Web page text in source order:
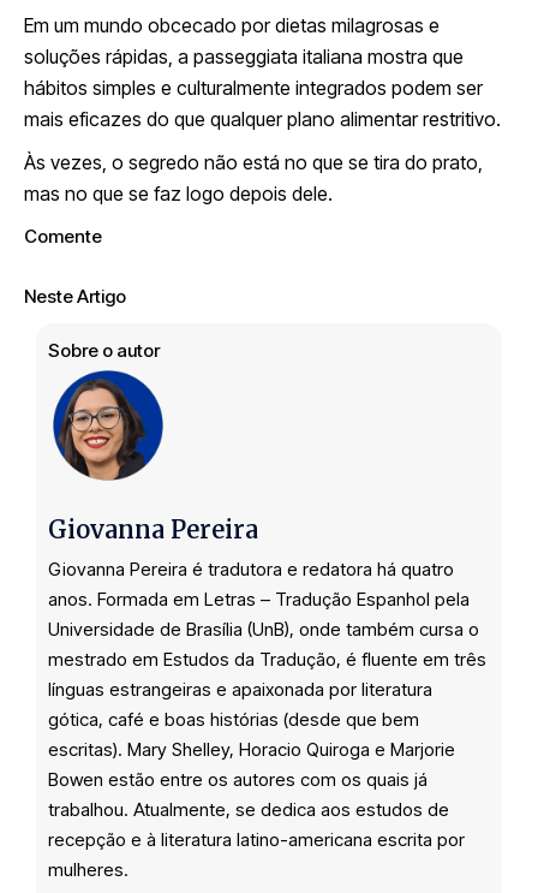
Em um mundo obcecado por dietas milagrosas e
soluções rápidas, a passeggiata italiana mostra que
hábitos simples e culturalmente integrados podem ser
mais eficazes do que qualquer plano alimentar restritivo.
Às vezes, o segredo não está no que se tira do prato,
mas no que se faz logo depois dele.
Comente
Neste Artigo
Sobre o autor
Giovanna Pereira
Giovanna Pereira é tradutora e redatora há quatro
anos. Formada em Letras – Tradução Espanhol pela
Universidade de Brasília (UnB), onde também cursa o
mestrado em Estudos da Tradução, é fluente em três
línguas estrangeiras e apaixonada por literatura
gótica, café e boas histórias (desde que bem
escritas). Mary Shelley, Horacio Quiroga e Marjorie
Bowen estão entre os autores com os quais já
trabalhou. Atualmente, se dedica aos estudos de
recepção e à literatura latino-americana escrita por
mulheres.